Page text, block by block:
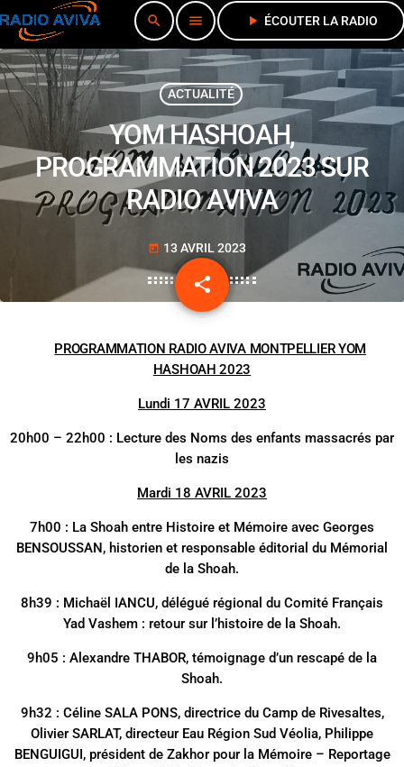
search menu play_arrow ÉCOUTER LA RADIO
ACTUALITÉ
YOM HASHOAH,
PROGRAMMATION 2023 SUR
RADIO AVIVA
today 13 AVRIL 2023
share
email
PROGRAMMATION RADIO AVIVA MONTPELLIER YOM
HASHOAH 2023
Lundi 17 AVRIL 2023
20h00 – 22h00 : Lecture des Noms des enfants massacrés par
les nazis
Mardi 18 AVRIL 2023
7h00 : La Shoah entre Histoire et Mémoire avec Georges
BENSOUSSAN, historien et responsable éditorial du Mémorial
de la Shoah.
8h39 : Michaël IANCU, délégué régional du Comité Français
Yad Vashem : retour sur l’histoire de la Shoah.
9h05 : Alexandre THABOR, témoignage d’un rescapé de la
Shoah.
9h32 : Céline SALA PONS, directrice du Camp de Rivesaltes,
Olivier SARLAT, directeur Eau Région Sud Véolia, Philippe
BENGUIGUI, président de Zakhor pour la Mémoire – Reportage